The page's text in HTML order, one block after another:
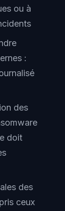
ou à
:
des
doit
des
ceux